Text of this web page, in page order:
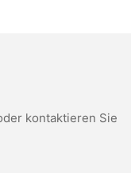
kontaktieren Sie